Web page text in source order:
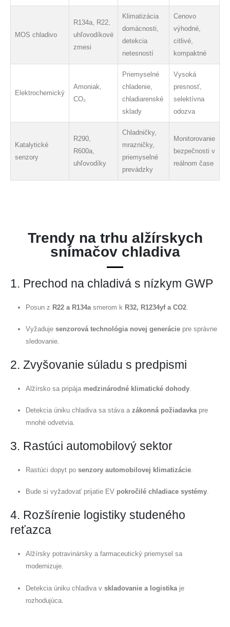
MOS chladivo
R134a, R22,
uhľovodíkové
zmesi
Klimatizácia
domácnosti,
detekcia
netesností
Cenovo
výhodné,
citlivé,
kompaktné
Elektrochemický
Amoniak,
CO₂
Priemyselné
chladenie,
chladiarenské
sklady
Vysoká
presnosť,
selektívna
odozva
Katalytické
senzory
R290,
R600a,
uhľovodíky
Chladničky,
mrazničky,
priemyselné
prevádzky
Monitorovanie
bezpečnosti v
reálnom čase
Trendy na trhu alžírskych
snímačov chladiva
1. Prechod na chladivá s nízkym GWP
Posun z R22 a R134asmerom k R32, R1234yf a CO2.
Vyžaduje senzorová technológia novej generáciepre správne
sledovanie.
2. Zvyšovanie súladu s predpismi
Alžírsko sa pripája medzinárodné klimatické dohody.
Detekcia úniku chladiva sa stáva a zákonná požiadavkapre
mnohé odvetvia.
3. Rastúci automobilový sektor
Rastúci dopyt po senzory automobilovej klimatizácie.
Bude si vyžadovať prijatie EV pokročilé chladiace systémy.
4. Rozšírenie logistiky studeného
reťazca
Alžírsky potravinársky a farmaceutický priemysel sa
modernizuje.
Detekcia úniku chladiva v skladovanie a logistikaje
rozhodujúca.
Kontaktujte nás
: Č. 299 Jinsuo Road, National High-Tech Zone, Zhengzhou